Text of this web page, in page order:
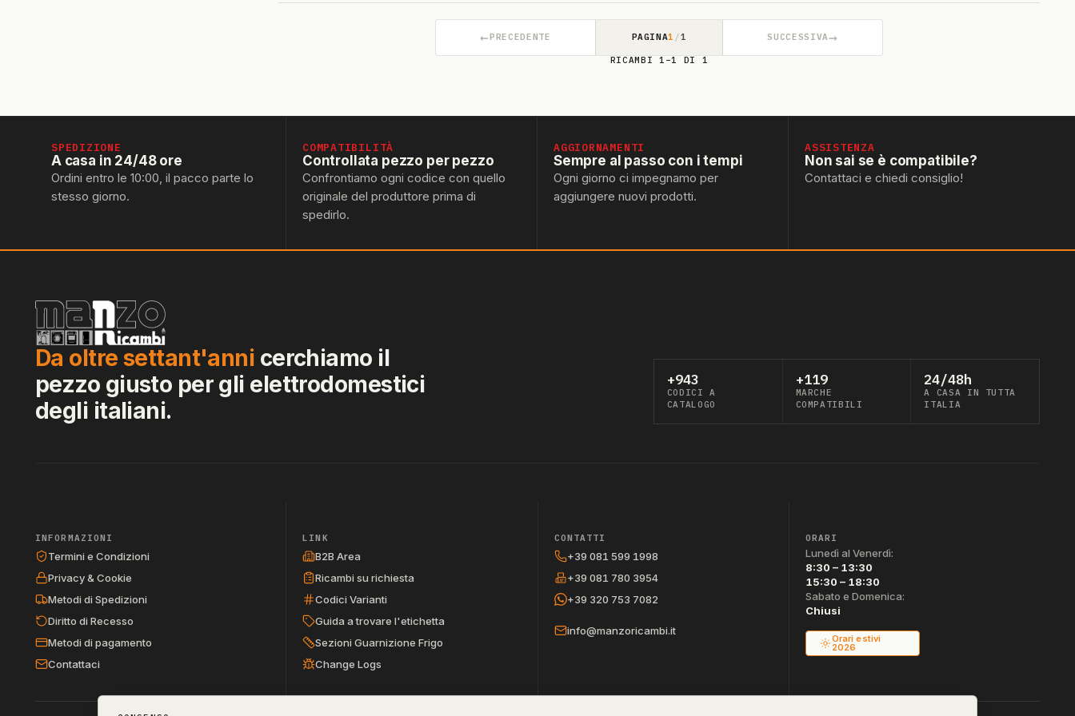
←PRECEDENTE PAGINA1 /1 SUCCESSIVA→
RICAMBI 1–1 DI 1
SPEDIZIONE
A casa in 24/48 ore
Ordini entro le 10:00, il pacco parte lo
stesso giorno.
COMPATIBILITÀ
Controllata pezzo per pezzo
Confrontiamo ogni codice con quello
originale del produttore prima di
spedirlo.
AGGIORNAMENTI
Sempre al passo con i tempi
Ogni giorno ci impegnamo per
aggiungere nuovi prodotti.
ASSISTENZA
Non sai se è compatibile?
Contattaci e chiedi consiglio!
Da oltre settant'anni cerchiamo il
pezzo giusto per gli elettrodomestici
degli italiani.
+943
CODICI A
CATALOGO
+119
MARCHE
COMPATIBILI
24/48h
A CASA IN TUTTA
ITALIA
INFORMAZIONI
Termini e Condizioni
Privacy & Cookie
Metodi di Spedizioni
Diritto di Recesso
Metodi di pagamento
Contattaci
LINK
B2B Area
Ricambi su richiesta
Codici Varianti
Guida a trovare l'etichetta
Sezioni Guarnizione Frigo
Change Logs
CONTATTI
+39 081 599 1998
+39 081 780 3954
+39 320 753 7082
info@manzoricambi.it
ORARI
Lunedì al Venerdì:
8:30 – 13:30
15:30 – 18:30
Sabato e Domenica:
Chiusi
Orari estivi
2026